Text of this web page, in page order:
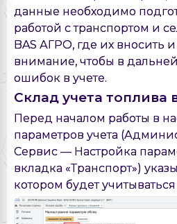
данные необходимо
работой с транспортом и
BAS АГРО, где их вносить и
внимание, чтобы в
ошибок в учете.
Склад учета топлива
Перед началом работы в
параметров учета
Сервис — Настройка
вкладка «Транспорт»)
котором будет